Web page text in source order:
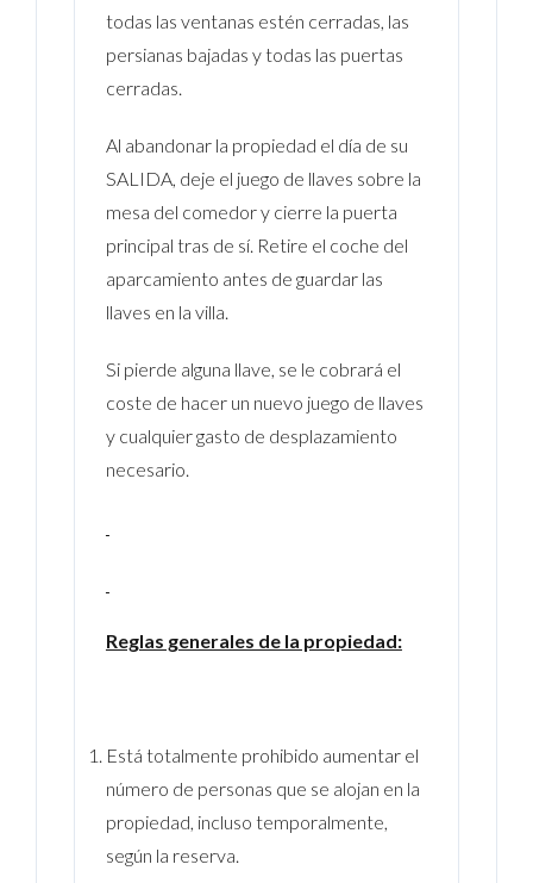
todas las ventanas estén cerradas, las
persianas bajadas y todas las puertas
cerradas.
Al abandonar la propiedad el día de su
SALIDA, deje el juego de llaves sobre la
mesa del comedor y cierre la puerta
principal tras de sí. Retire el coche del
aparcamiento antes de guardar las
llaves en la villa.
Si pierde alguna llave, se le cobrará el
coste de hacer un nuevo juego de llaves
y cualquier gasto de desplazamiento
necesario.
Reglas generales de la propiedad:
Está totalmente prohibido aumentar el
número de personas que se alojan en la
propiedad, incluso temporalmente,
según la reserva.